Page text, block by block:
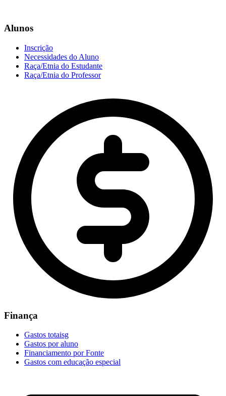
Alunos
Inscrição
Necessidades do Aluno
Raça/Etnia do Estudante
Raça/Etnia do Professor
Finança
Gastos totaisg
Gastos por aluno
Financiamento por Fonte
Gastos com educação especial